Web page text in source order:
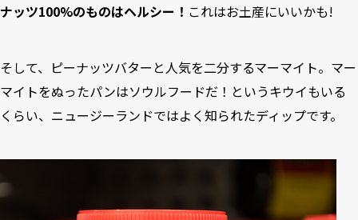
ナッツ100%のものはヘルシー！ これはお土産にいいかも!
そして、ピーナッツバターと人気を二分するマーマイト。マー
マイトをぬったパンはソウルフードだ！というキウイもいる
くらい、ニュージーランドではよく知られたディップです。